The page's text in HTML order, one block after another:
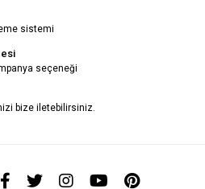
sistemi
seçeneği
bize iletebilirsiniz.